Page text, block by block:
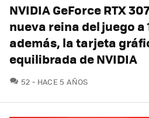
NVIDIA GeForce RTX
nueva reina del juego a
además, la tarjeta
equilibrada de NVIDIA
52 COMENTARIOS
HACE 5 AÑOS